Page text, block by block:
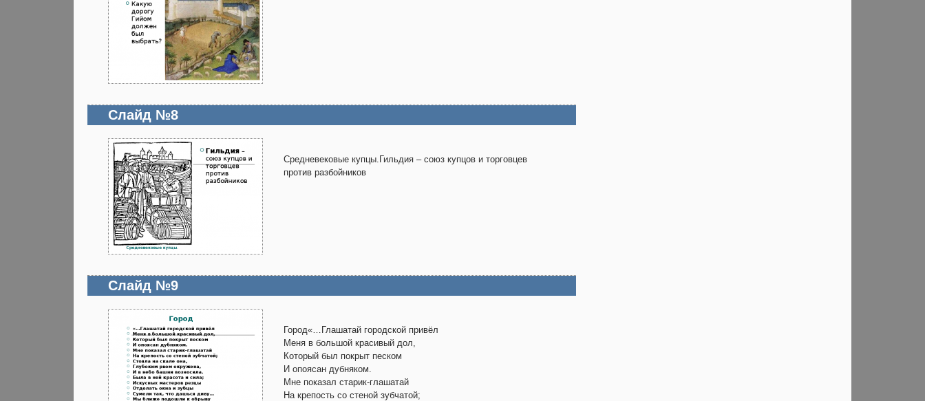
Слайд №8
Средневековые купцы.Гильдия – союз купцов и торговцев
против разбойников
Слайд №9
Город«…Глашатай городской привёл
Меня в большой красивый дол,
Который был покрыт песком
И опоясан дубняком.
Мне показал старик-глашатай
На крепость со стеной зубчатой;